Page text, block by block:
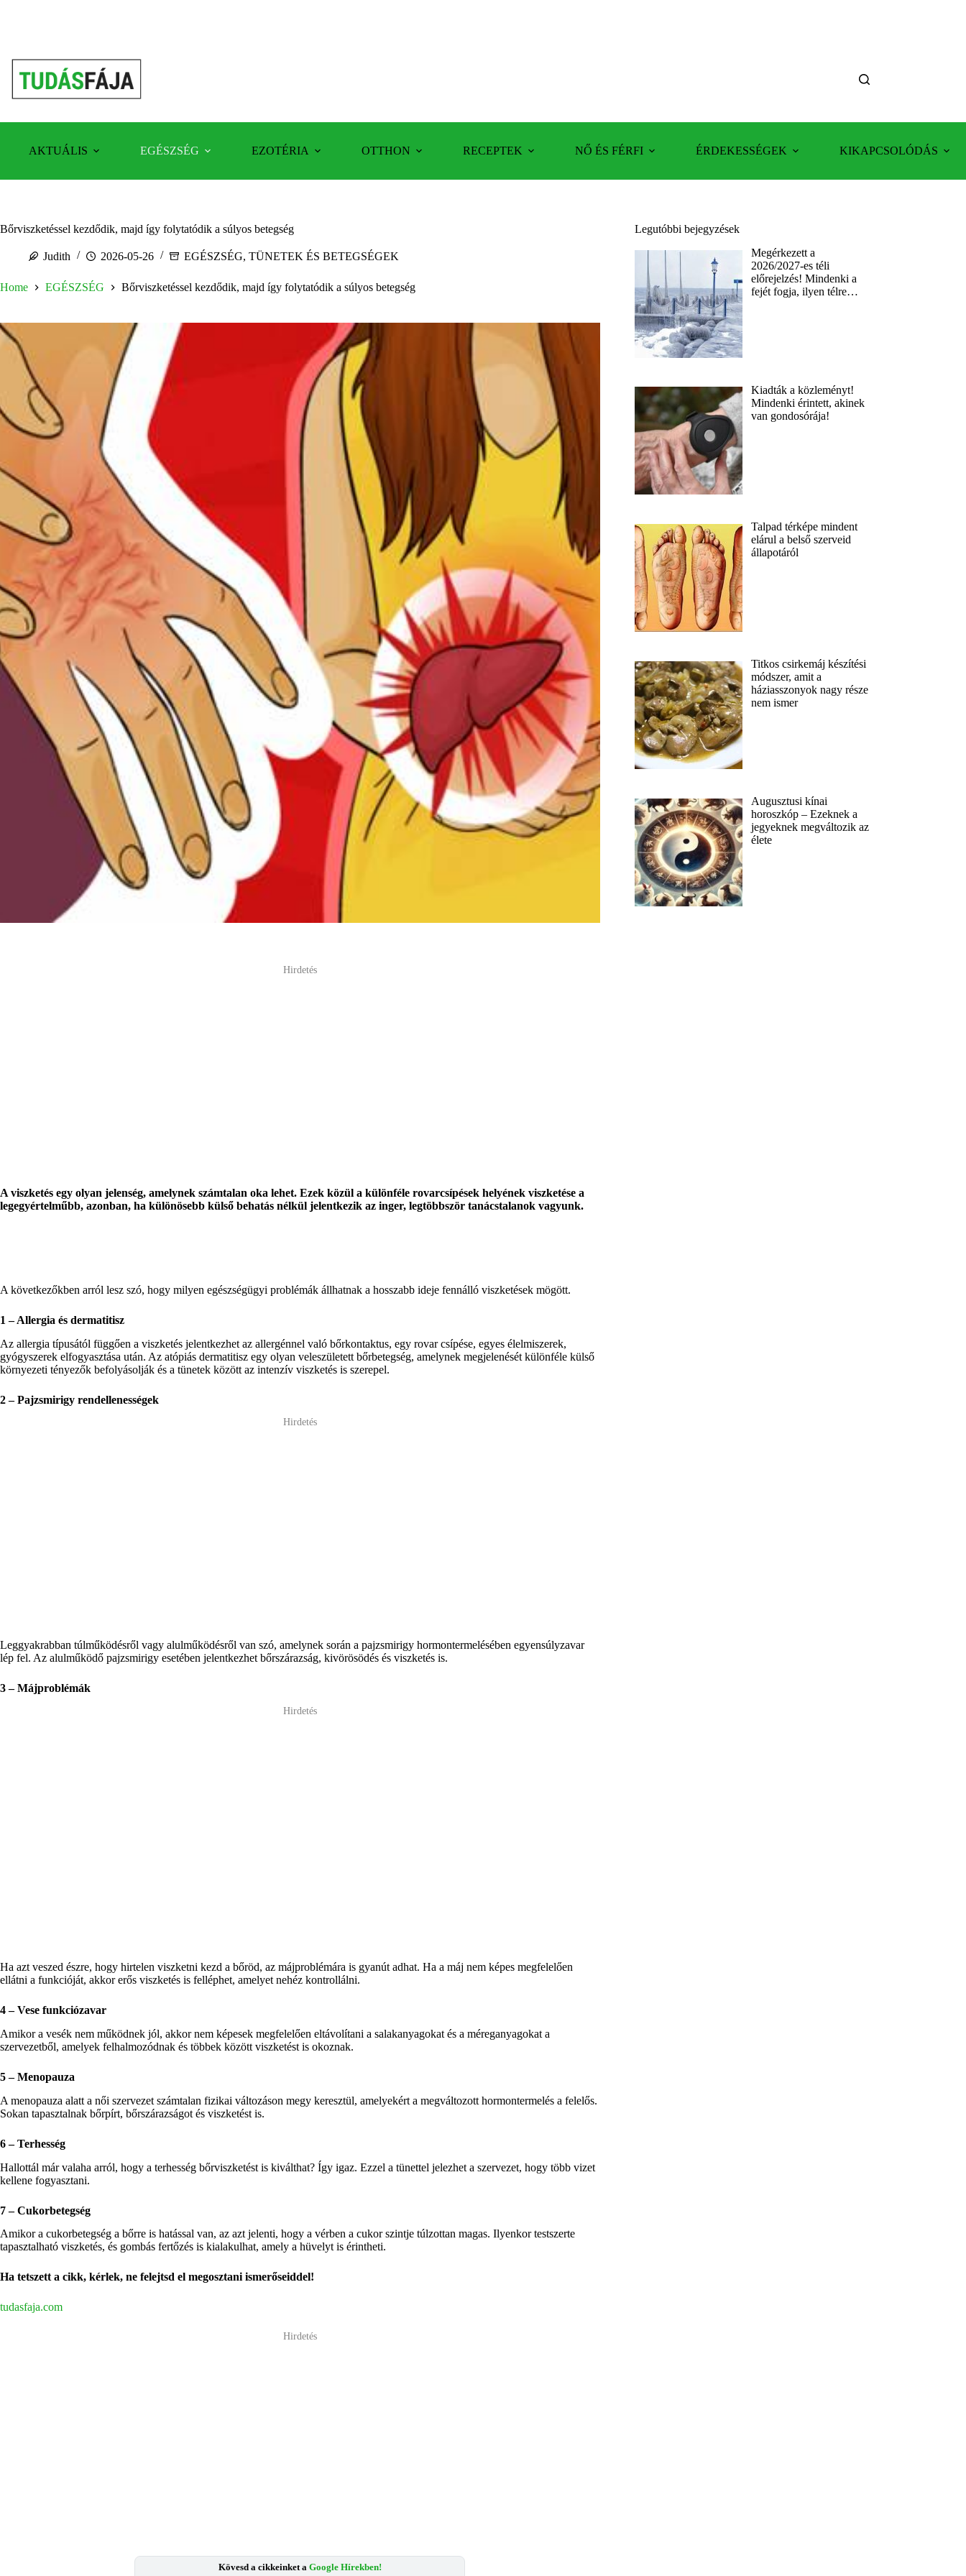
AKTUÁLIS EGÉSZSÉG EZOTÉRIA OTTHON RECEPTEK NŐ ÉS FÉRFI ÉRDEKESSÉGEK KIKAPCSOLÓDÁS
Bőrviszketéssel kezdődik, majd így folytatódik a súlyos betegség
Judith 2026-05-26 EGÉSZSÉG, TÜNETEK ÉS BETEGSÉGEK
Home EGÉSZSÉG Bőrviszketéssel kezdődik, majd így folytatódik a súlyos betegség
Hirdetés
A viszketés egy olyan jelenség, amelynek számtalan oka lehet. Ezek közül a különféle rovarcsípések helyének viszketése a
legegyértelműbb, azonban, ha különösebb külső behatás nélkül jelentkezik az inger, legtöbbször tanácstalanok vagyunk.
A következőkben arról lesz szó, hogy milyen egészségügyi problémák állhatnak a hosszabb ideje fennálló viszketések mögött.
1 – Allergia és dermatitisz
Az allergia típusától függően a viszketés jelentkezhet az allergénnel való bőrkontaktus, egy rovar csípése, egyes élelmiszerek,
gyógyszerek elfogyasztása után. Az atópiás dermatitisz egy olyan veleszületett bőrbetegség, amelynek megjelenését különféle külső
környezeti tényezők befolyásolják és a tünetek között az intenzív viszketés is szerepel.
2 – Pajzsmirigy rendellenességek
Hirdetés
Leggyakrabban túlműködésről vagy alulműködésről van szó, amelynek során a pajzsmirigy hormontermelésében egyensúlyzavar
lép fel. Az alulműködő pajzsmirigy esetében jelentkezhet bőrszárazság, kivörösödés és viszketés is.
3 – Májproblémák
Hirdetés
Ha azt veszed észre, hogy hirtelen viszketni kezd a bőröd, az májproblémára is gyanút adhat. Ha a máj nem képes megfelelően
ellátni a funkcióját, akkor erős viszketés is felléphet, amelyet nehéz kontrollálni.
4 – Vese funkciózavar
Amikor a vesék nem működnek jól, akkor nem képesek megfelelően eltávolítani a salakanyagokat és a méreganyagokat a
szervezetből, amelyek felhalmozódnak és többek között viszketést is okoznak.
5 – Menopauza
A menopauza alatt a női szervezet számtalan fizikai változáson megy keresztül, amelyekért a megváltozott hormontermelés a felelős.
Sokan tapasztalnak bőrpírt, bőrszárazságot és viszketést is.
6 – Terhesség
Hallottál már valaha arról, hogy a terhesség bőrviszketést is kiválthat? Így igaz. Ezzel a tünettel jelezhet a szervezet, hogy több vizet
kellene fogyasztani.
7 – Cukorbetegség
Amikor a cukorbetegség a bőrre is hatással van, az azt jelenti, hogy a vérben a cukor szintje túlzottan magas. Ilyenkor testszerte
tapasztalható viszketés, és gombás fertőzés is kialakulhat, amely a hüvelyt is érintheti.
Ha tetszett a cikk, kérlek, ne felejtsd el megosztani ismerőseiddel!
tudasfaja.com
Hirdetés
Kövesd a cikkeinket a Google Hírekben!
Legutóbbi bejegyzések
Megérkezett a
2026/2027-es téli
előrejelzés! Mindenki a
fejét fogja, ilyen télre…
Kiadták a közleményt!
Mindenki érintett, akinek
van gondosórája!
Talpad térképe mindent
elárul a belső szerveid
állapotáról
Titkos csirkemáj készítési
módszer, amit a
háziasszonyok nagy része
nem ismer
Augusztusi kínai
horoszkóp – Ezeknek a
jegyeknek megváltozik az
élete